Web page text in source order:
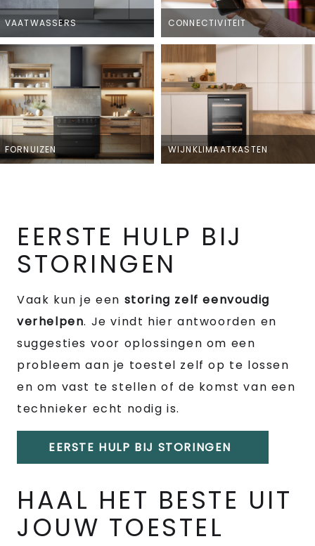
VAATWASSERS CONNECTIVITEIT
FORNUIZEN WIJNKLIMAATKASTEN
EERSTE HULP BIJ
STORINGEN
Vaak kun je een storing zelf eenvoudig
verhelpen. Je vindt hier antwoorden en
suggesties voor oplossingen om een
probleem aan je toestel zelf op te lossen
en om vast te stellen of de komst van een
technieker echt nodig is.
EERSTE HULP BIJ STORINGEN
HAAL HET BESTE UIT
JOUW TOESTEL